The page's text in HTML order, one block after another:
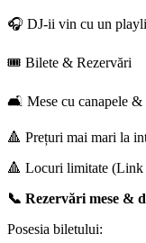
🎧 DJ-ii vin cu un
🎟️ Bilete & Rezervări
🛋️ Mese cu canapele &
🔺 Prețuri mai mari la
🔺 Locuri limitate (Link
📞 Rezervări mese &
Posesia biletului: